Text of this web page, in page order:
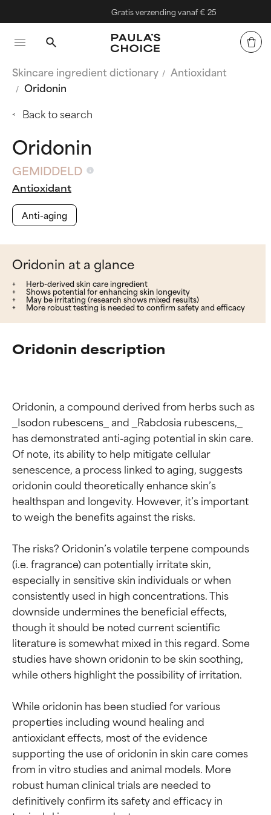
Gratis verzending vanaf € 25
Skincare ingredient dictionary
Antioxidant
Oridonin
Back to search
Oridonin
GEMIDDELD
Antioxidant
Anti-aging
Oridonin at a glance
Herb-derived skin care ingredient
Shows potential for enhancing skin longevity
May be irritating (research shows mixed results)
More robust testing is needed to confirm safety and efficacy
Oridonin description
Oridonin, a compound derived from herbs such as
_Isodon rubescens_ and _Rabdosia rubescens,_
has demonstrated anti-aging potential in skin care.
Of note, its ability to help mitigate cellular
senescence, a process linked to aging, suggests
oridonin could theoretically enhance skin’s
healthspan and longevity. However, it’s important
to weigh the benefits against the risks.
The risks? Oridonin’s volatile terpene compounds
(i.e. fragrance) can potentially irritate skin,
especially in sensitive skin individuals or when
consistently used in high concentrations. This
downside undermines the beneficial effects,
though it should be noted current scientific
literature is somewhat mixed in this regard. Some
studies have shown oridonin to be skin soothing,
while others highlight the possibility of irritation.
While oridonin has been studied for various
properties including wound healing and
antioxidant effects, most of the evidence
supporting the use of oridonin in skin care comes
from in vitro studies and animal models. More
robust human clinical trials are needed to
definitively confirm its safety and efficacy in
Beoordelingen van
Beoordelingen van